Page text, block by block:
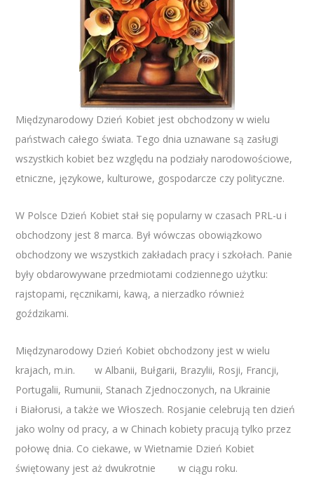
Międzynarodowy Dzień Kobiet jest obchodzony w wielu
państwach całego świata. Tego dnia uznawane są zasługi
wszystkich kobiet bez względu na podziały narodowościowe,
etniczne, językowe, kulturowe, gospodarcze czy polityczne.
W Polsce Dzień Kobiet stał się popularny w czasach PRL-u i
obchodzony jest 8 marca. Był wówczas obowiązkowo
obchodzony we wszystkich zakładach pracy i szkołach. Panie
były obdarowywane przedmiotami codziennego użytku:
rajstopami, ręcznikami, kawą, a nierzadko również
goździkami.
Międzynarodowy Dzień Kobiet obchodzony jest w wielu
krajach, m.in. w Albanii, Bułgarii, Brazylii, Rosji, Francji,
Portugalii, Rumunii, Stanach Zjednoczonych, na Ukrainie
i Białorusi, a także we Włoszech. Rosjanie celebrują ten dzień
jako wolny od pracy, a w Chinach kobiety pracują tylko przez
połowę dnia. Co ciekawe, w Wietnamie Dzień Kobiet
świętowany jest aż dwukrotnie w ciągu roku.